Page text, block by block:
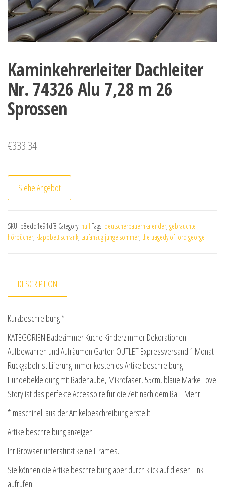
Kaminkehrerleiter Dachleiter
Nr. 74326 Alu 7,28 m 26
Sprossen
€333.34
Siehe Angebot
SKU: b8edd1e91df8 Category: null Tags: deutscherbauernkalender, gebrauchte
hörbücher, klappbett schrank, taufanzug junge sommer, the tragedy of lord george
DESCRIPTION
Kurzbeschreibung *
KATEGORIEN Badezimmer Küche Kinderzimmer Dekorationen
Aufbewahren und Aufräumen Garten OUTLET Expressversand 1 Monat
Rückgabefrist Liferung immer kostenlos Artikelbeschreibung
Hundebekleidung mit Badehaube, Mikrofaser, 55cm, blaue Marke Love
Story ist das perfekte Accessoire für die Zeit nach dem Ba… Mehr
* maschinell aus der Artikelbeschreibung erstellt
Artikelbeschreibung anzeigen
Ihr Browser unterstützt keine IFrames.
Sie können die Artikelbeschreibung aber durch klick auf diesen Link
aufrufen.